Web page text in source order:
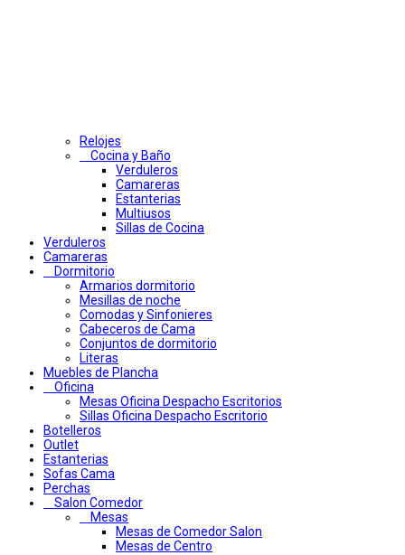
Relojes
Cocina y Baño
Verduleros
Camareras
Estanterias
Multiusos
Sillas de Cocina
Verduleros
Camareras
Dormitorio
Armarios dormitorio
Mesillas de noche
Comodas y Sinfonieres
Cabeceros de Cama
Conjuntos de dormitorio
Literas
Muebles de Plancha
Oficina
Mesas Oficina Despacho Escritorios
Sillas Oficina Despacho Escritorio
Botelleros
Outlet
Estanterias
Sofas Cama
Perchas
Salon Comedor
Mesas
Mesas de Comedor Salon
Mesas de Centro